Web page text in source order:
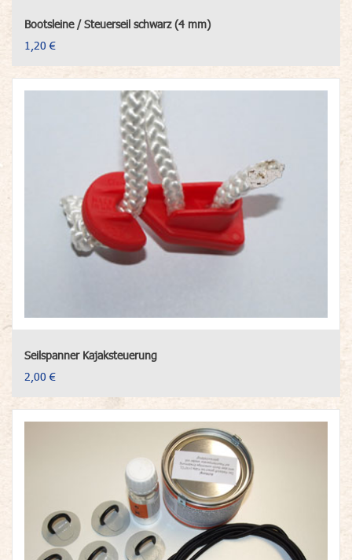
Bootsleine / Steuerseil schwarz (4 mm)
1,20 €
Seilspanner Kajaksteuerung
2,00 €